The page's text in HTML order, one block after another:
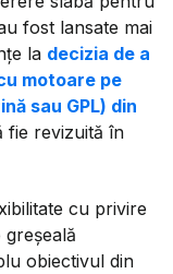
fost lansate mai
la decizia de a
motoare pe
sau GPL) din
fie revizuită în
cu privire
obiectivul din